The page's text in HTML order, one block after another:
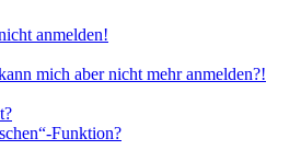
anmelden!
mich aber nicht mehr anmelden?!
Funktion?